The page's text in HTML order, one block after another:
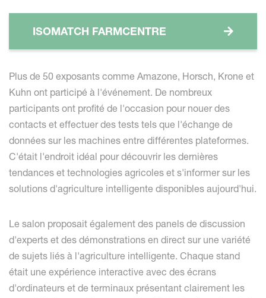
ISOMATCH FARMCENTRE
Plus de 50 exposants comme Amazone, Horsch, Krone et
Kuhn ont participé à l'événement. De nombreux
participants ont profité de l'occasion pour nouer des
contacts et effectuer des tests tels que l'échange de
données sur les machines entre différentes plateformes.
C'était l'endroit idéal pour découvrir les dernières
tendances et technologies agricoles et s'informer sur les
solutions d'agriculture intelligente disponibles aujourd'hui.
Le salon proposait également des panels de discussion
d'experts et des démonstrations en direct sur une variété
de sujets liés à l'agriculture intelligente. Chaque stand
était une expérience interactive avec des écrans
d'ordinateurs et de terminaux présentant clairement les